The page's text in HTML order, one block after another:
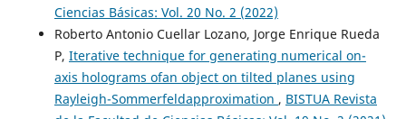
Ciencias Básicas: Vol. 20 No. 2 (2022)
Roberto Antonio Cuellar Lozano, Jorge Enrique Rueda
P, Iterative technique for generating numerical on-
axis holograms ofan object on tilted planes using
Rayleigh-Sommerfeldapproximation , BISTUA Revista